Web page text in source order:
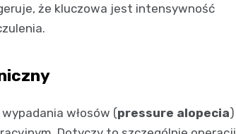
że kluczowa jest intensywność
włosów (pressure alopecia)